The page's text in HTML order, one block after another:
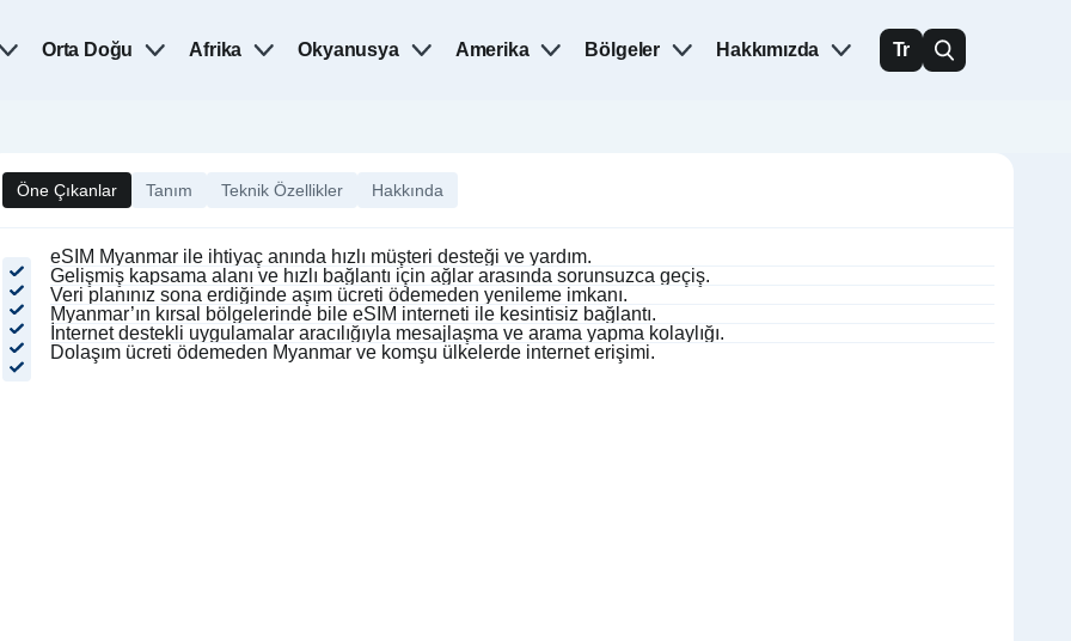
Orta Doğu Afrika Okyanusya Amerika Bölgeler Hakkımızda Tr
Öne Çıkanlar Tanım Teknik Özellikler Hakkında
eSIM Myanmar ile ihtiyaç anında hızlı müşteri desteği ve yardım.
Gelişmiş kapsama alanı ve hızlı bağlantı için ağlar arasında sorunsuzca geçiş.
Veri planınız sona erdiğinde aşım ücreti ödemeden yenileme imkanı.
Myanmar’ın kırsal bölgelerinde bile eSIM interneti ile kesintisiz bağlantı.
İnternet destekli uygulamalar aracılığıyla mesajlaşma ve arama yapma kolaylığı.
Dolaşım ücreti ödemeden Myanmar ve komşu ülkelerde internet erişimi.